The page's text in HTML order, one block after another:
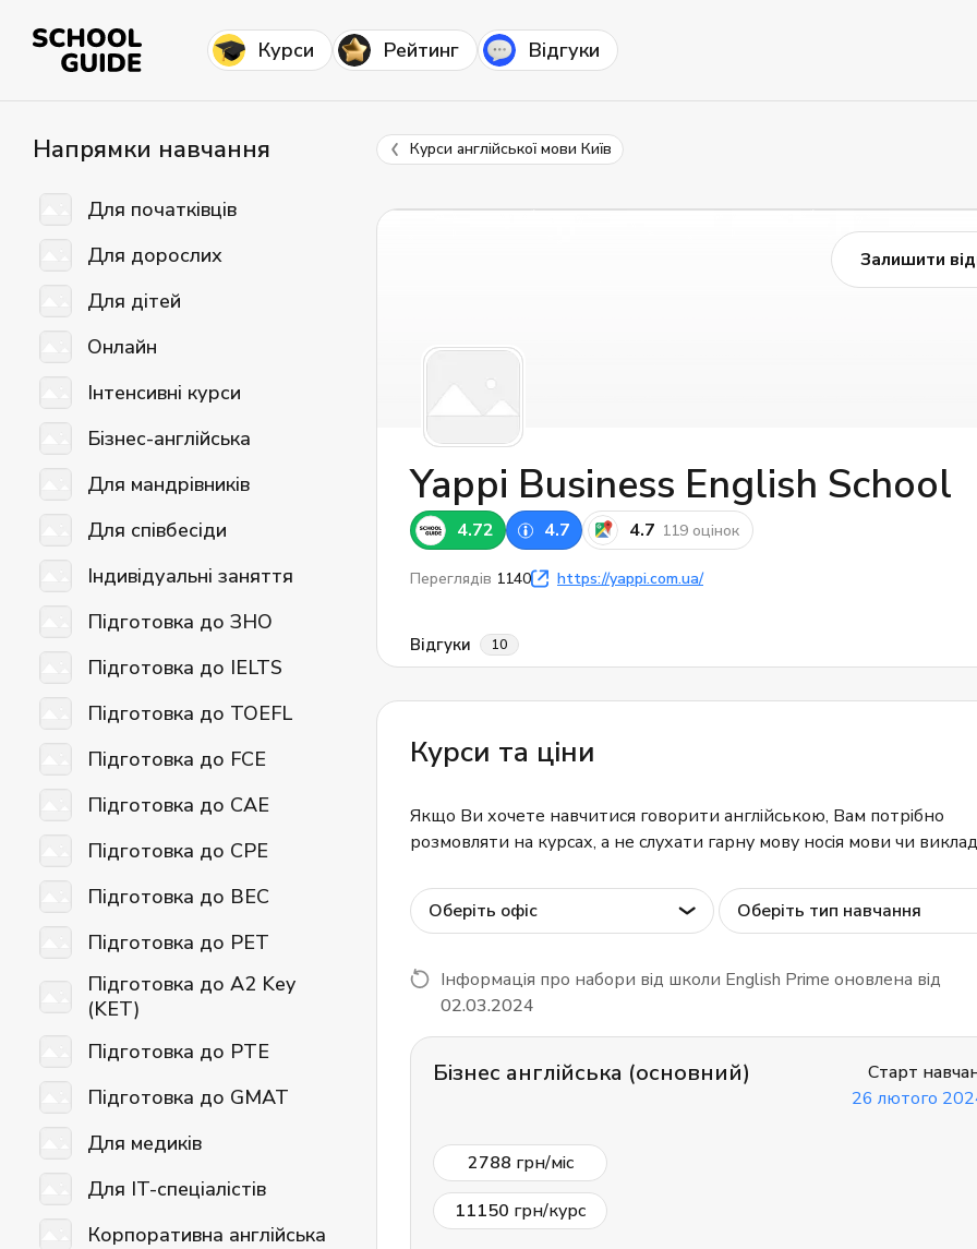
Курси Рейтинг Відгуки
Напрямки навчання
Для початківців
Для дорослих
Для дітей
Онлайн
Інтенсивні курси
Бізнес-англійська
Для мандрівників
Для співбесіди
Індивідуальні заняття
Підготовка до ЗНО
Підготовка до IELTS
Підготовка до TOEFL
Підготовка до FCE
Підготовка до CAE
Підготовка до CPE
Підготовка до BEC
Підготовка до PET
Підготовка до A2 Key
(KET)
Підготовка до PTE
Підготовка до GMAT
Для медиків
Для IT-спеціалістів
Корпоративна англійська
Курси англійської мови Київ
Залишити
Yappi Business English School
4.72 4.7 4.7 119 оцінок
Переглядів 1140 https://yappi.com.ua/
Відгуки 10
Курси та ціни
Якщо Ви хочете навчитися говорити англійською, Вам потрібно
розмовляти на курсах, а не слухати гарну мову носія мови чи
Оберіть офіс Оберіть тип навчання
Інформація про набори від школи English Prime оновлена від
02.03.2024
Бізнес англійська (основний)
Старт
26 лютого
2788 грн/міс
11150 грн/курс